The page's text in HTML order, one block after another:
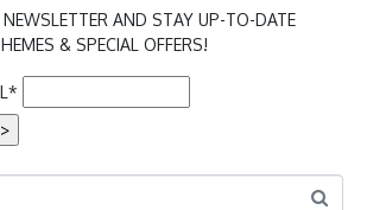
AND STAY UP-TO-DATE
& SPECIAL OFFERS!